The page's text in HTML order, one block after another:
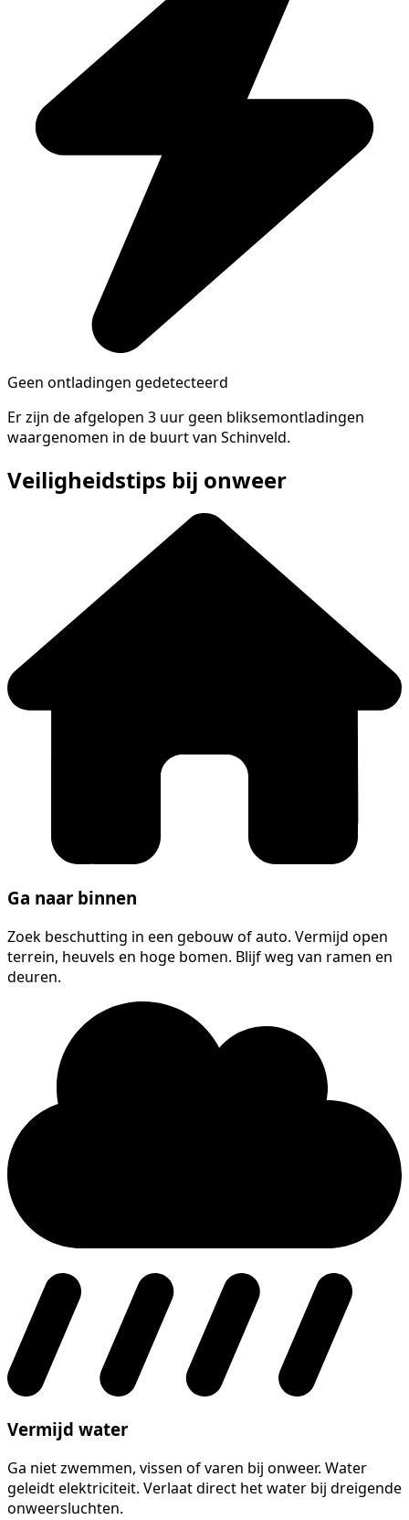
Geen ontladingen gedetecteerd
Er zijn de afgelopen 3 uur geen bliksemontladingen
waargenomen in de buurt van Schinveld.
Veiligheidstips bij onweer
Ga naar binnen
Zoek beschutting in een gebouw of auto. Vermijd open
terrein, heuvels en hoge bomen. Blijf weg van ramen en
deuren.
Vermijd water
Ga niet zwemmen, vissen of varen bij onweer. Water
geleidt elektriciteit. Verlaat direct het water bij dreigende
onweersluchten.